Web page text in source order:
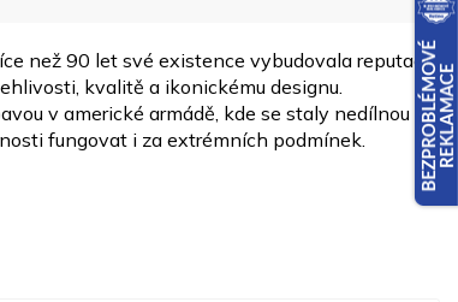
než 90 let své existence vybudovala reputaci
kvalitě a ikonickému designu.
v americké armádě, kde se staly nedílnou
fungovat i za extrémních podmínek.